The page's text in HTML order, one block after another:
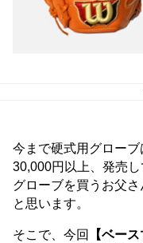
今まで硬式用グロー
30,000円以上、発売し
グローブを買うお父
と思います。
そこで、今回 【ベース